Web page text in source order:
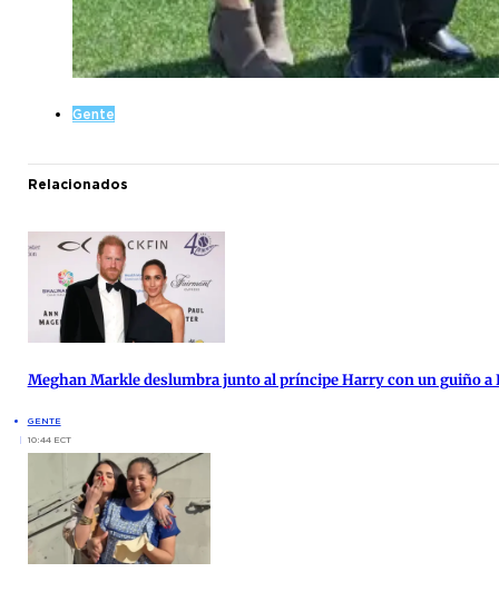
Gente
Relacionados
Meghan Markle deslumbra junto al príncipe Harry con un guiño a
GENTE
10:44 ECT